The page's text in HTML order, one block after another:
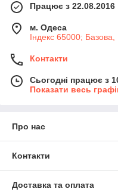
Працює з 22.08.2016
м. Одеса
Індекс 65000;
Контакти
Сьогодні працює з
Показати весь
Про нас
Контакти
Доставка та оплата